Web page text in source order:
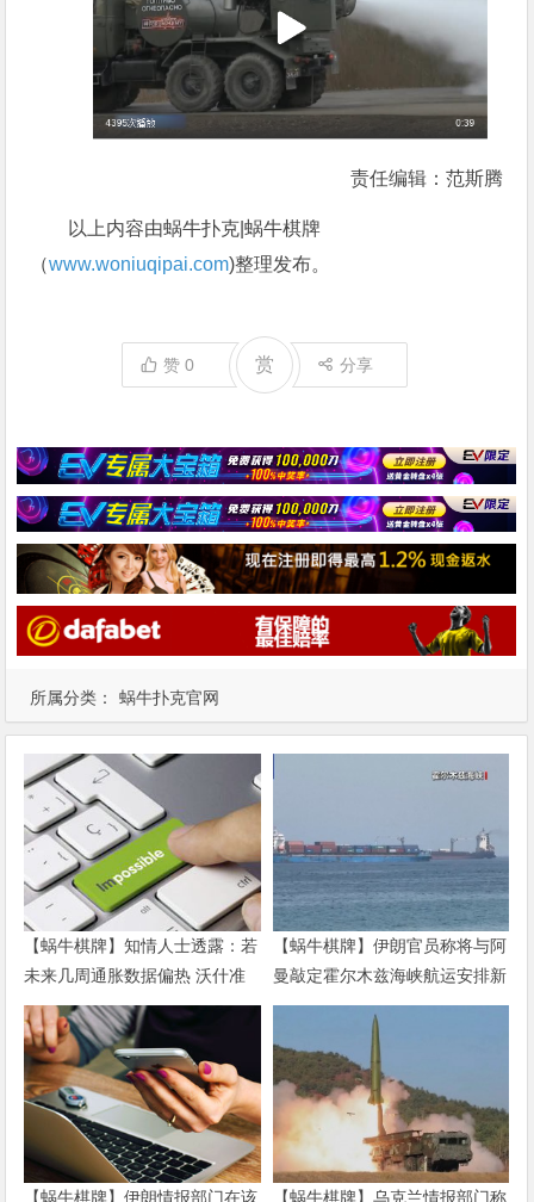
所属分类： 蜗牛扑克官网
责任编辑：范斯腾
以上内容由蜗牛扑克|蜗牛棋牌
（www.woniuqipai.com)整理发布。
赞0 赏 分享
【蜗牛棋牌】知情人士透露：若
未来几周通胀数据偏热 沃什准
备好加息
【蜗牛棋牌】伊朗官员称将与阿
曼敲定霍尔木兹海峡航运安排新
协议
【蜗牛棋牌】伊朗情报部门在该 【蜗牛棋牌】乌克兰情报部门称